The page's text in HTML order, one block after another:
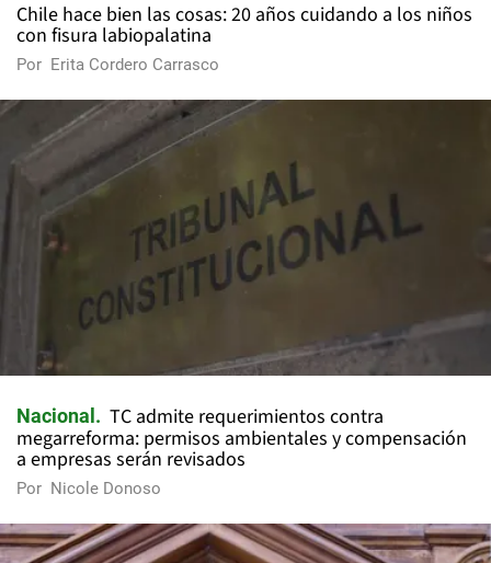
Chile hace bien las cosas: 20 años cuidando a los niños
con fisura labiopalatina
Por Erita Cordero Carrasco
Nacional
TC admite requerimientos contra
megarreforma: permisos ambientales y compensación
a empresas serán revisados
Por Nicole Donoso